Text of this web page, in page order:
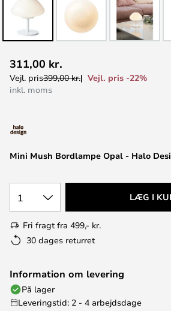
til
starten
Mini Mush Bordlampe Opal - Halo
311,00 kr.
Vejl. pris399,00 kr.
Vejl. pris -22%
inkl. moms
1 LÆG I
Fri fragt fra 499,- kr.
30 dages returret
Information om levering
På lager
Leveringstid: 2 - 4 arbejdsdage